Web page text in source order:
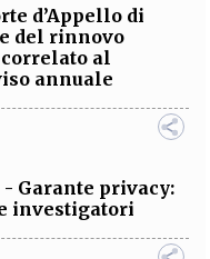
d’Appello di
del rinnovo
al
annuale
Garante privacy:
investigatori